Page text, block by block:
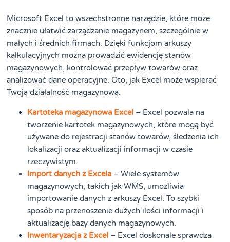
Microsoft Excel to wszechstronne narzędzie, które może
znacznie ułatwić zarządzanie magazynem, szczególnie w
małych i średnich firmach. Dzięki funkcjom arkuszy
kalkulacyjnych można prowadzić ewidencję stanów
magazynowych, kontrolować przepływ towarów oraz
analizować dane operacyjne. Oto, jak Excel może wspierać
Twoją działalność magazynową.
Kartoteka magazynowa Excel – Excel pozwala na
tworzenie kartotek magazynowych, które mogą być
używane do rejestracji stanów towarów, śledzenia ich
lokalizacji oraz aktualizacji informacji w czasie
rzeczywistym.
Import danych z Excela – Wiele systemów
magazynowych, takich jak WMS, umożliwia
importowanie danych z arkuszy Excel. To szybki
sposób na przenoszenie dużych ilości informacji i
aktualizację bazy danych magazynowych.
Inwentaryzacja z Excel – Excel doskonale sprawdza